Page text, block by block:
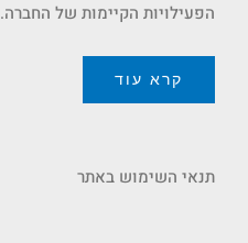
הפעילויות הקיימות של החברה.
קרא עוד
תנאי השימוש באתר